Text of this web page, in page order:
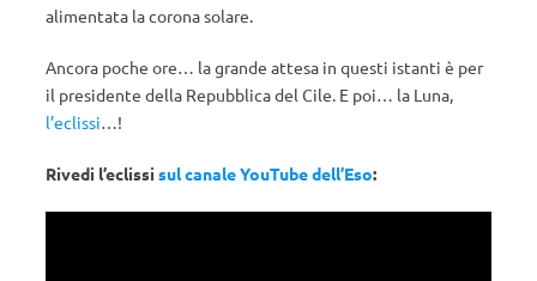
alimentata la corona solare.
Ancora poche ore… la grande attesa in questi istanti è per
il presidente della Repubblica del Cile. E poi… la Luna,
l’eclissi…!
Rivedi l’eclissi sul canale YouTube dell’Eso: